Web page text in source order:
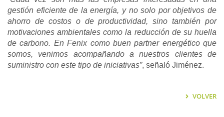
gestión eficiente de la energía, y no solo por objetivos de
ahorro de costos o de productividad, sino también por
motivaciones ambientales como la reducción de su huella
de carbono. En Fenix como buen partner energético que
somos, venimos acompañando a nuestros clientes de
suministro con este tipo de iniciativas”, señaló Jiménez.
VOLVER